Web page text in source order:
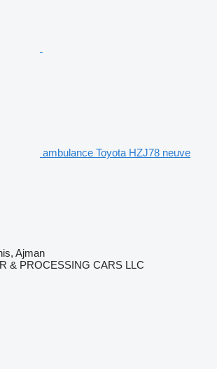
ambulance Toyota HZJ78 neuve
Ajman
& PROCESSING CARS LLC